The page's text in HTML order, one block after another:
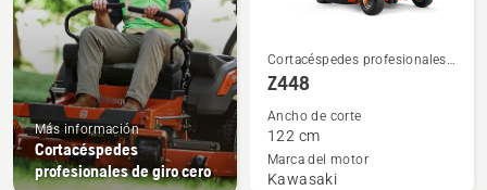
Más información
Cortacéspedes
profesionales de giro cero
Ver
más
sobre
Z448
Cortacéspedes profesionales
de giro cero
Z448
Ancho de corte
122 cm
Marca del motor
Kawasaki